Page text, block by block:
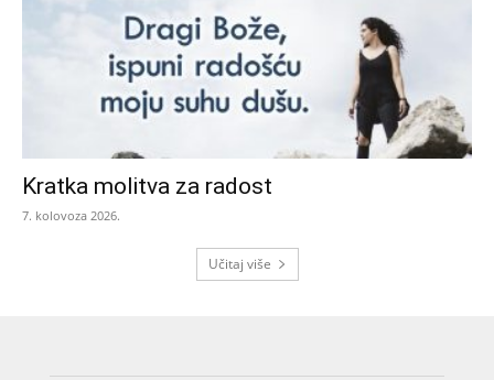
Kratka molitva za radost
7. kolovoza 2026.
Učitaj više